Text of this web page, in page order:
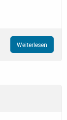
Weiterlesen